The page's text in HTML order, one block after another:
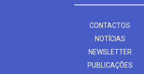
CONTACTOS
NOTÍCIAS
NEWSLETTER
PUBLICAÇÕES